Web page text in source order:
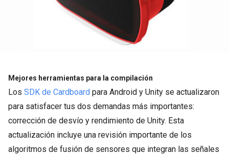
Mejores herramientas para la compilación
Los SDK de Cardboard para Android y Unity se actualizaron
para satisfacer tus dos demandas más importantes:
corrección de desvío y rendimiento de Unity. Esta
actualización incluye una revisión importante de los
algoritmos de fusión de sensores que integran las señales